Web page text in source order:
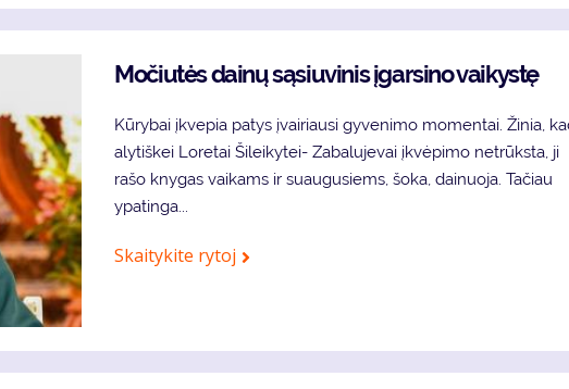
Močiutės dainų sąsiuvinis įgarsino vaikystę
Kūrybai įkvepia patys įvairiausi gyvenimo momentai. Žinia,
alytiškei Loretai Šileikytei- Zabalujevai įkvėpimo netrūksta, ji
rašo knygas vaikams ir suaugusiems, šoka, dainuoja. Tačiau
ypatinga...
Skaitykite rytoj